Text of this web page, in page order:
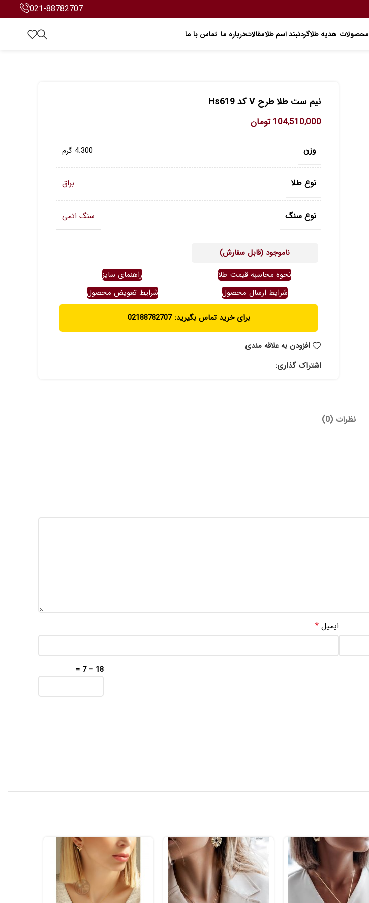
021-88782707
محصولات هدیه طلاگردنبند اسم طلامقالاتدرباره ما تماس با ما
نیم ست طلا طرح V کد Hs619
104,510,000 تومان
وزن 4.300 گرم
نوع طلا براق
نوع سنگ سنگ اتمی
ناموجود (قابل سفارش)
نحوه محاسبه قیمت طلا
راهنمای سایز
شرایط ارسال محصول
شرایط تعویض محصول
برای خرید تماس بگیرید: 02188782707
افزودن به علاقه مندی
اشتراک گذاری:
نظرات (0)
ایمیل *
18 − 7 =